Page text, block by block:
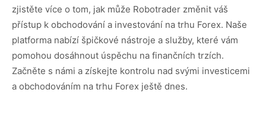
zjistěte více o tom, jak může Robotrader změnit váš
přístup k obchodování a investování na trhu Forex. Naše
platforma nabízí špičkové nástroje a služby, které vám
pomohou dosáhnout úspěchu na finančních trzích.
Začněte s námi a získejte kontrolu nad svými investicemi
a obchodováním na trhu Forex ještě dnes.